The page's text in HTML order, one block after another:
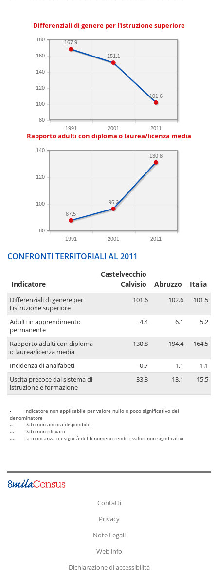
Differenziali di genere per l'istruzione superiore
1991 2001 2011
80
100
120
140
160
180
101.6
151.1
167.9
Rapporto adulti con diploma o laurea/licenza media
1991 2001 2011
80
100
120
140
130.8
96.2
87.5
CONFRONTI TERRITORIALI AL 2011
Indicatore
Castelvecchio
Calvisio
Abruzzo Italia
Differenziali di genere per
l'istruzione superiore
101.6 102.6 101.5
Adulti in apprendimento
permanente
4.4 6.1 5.2
Rapporto adulti con diploma
o laurea/licenza media
130.8 194.4 164.5
Incidenza di analfabeti 0.7 1.1
1.1
Uscita precoce dal sistema di
istruzione e formazione
33.3 13.1 15.5
-
Indicatore non applicabile per valore nullo o poco significativo del
denominatore
..
Dato non ancora disponibile
...
Dato non rilevato
....
La mancanza o esiguità del fenomeno rende i valori non significativi
Contatti
Privacy
Note Legali
Web info
Dichiarazione di accessibilità